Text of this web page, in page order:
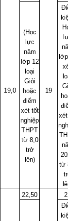
19,0 19
(Học
lực
năm
lớp 12
loại
Giỏi
hoặc
điểm
xét tốt
nghiệp
THPT
từ 8,0
trở
lên)
từ
22,50